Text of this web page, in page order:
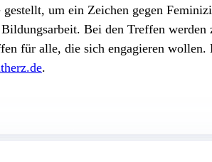
um ein Zeichen gegen
Bei den Treffen werden
für alle, die sich engagieren
.